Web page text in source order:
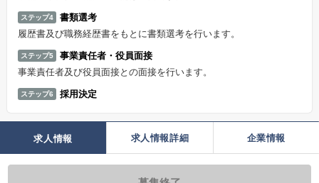
ステップ4
書類選考
履歴書及び職務経歴書をもとに書類選考を行います。
ステップ5
事業責任者・役員面接
事業責任者及び役員面接との面接を行います。
ステップ6 採用決定
求人情報 求人情報詳細 企業情報